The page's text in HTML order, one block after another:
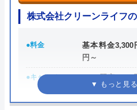
公式サイトを
0120-
受付時間 24時
水道修理ルートの基本情報
株式会社クリーンライフ
●料金
基本料金3,300
円～
●キャンペーン
WEB限定3,000
※10,000円以上